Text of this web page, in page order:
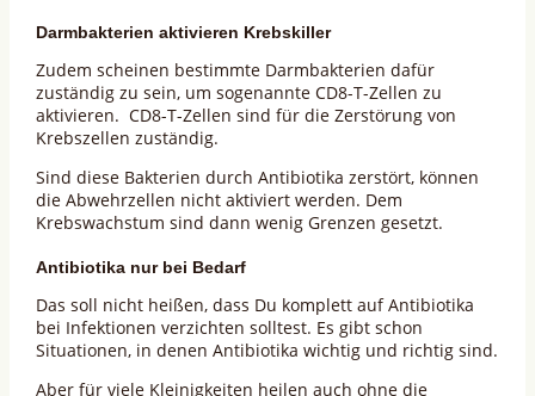
Darmbakterien aktivieren Krebskiller
Zudem scheinen bestimmte Darmbakterien dafür
zuständig zu sein, um sogenannte CD8-T-Zellen zu
aktivieren. CD8-T-Zellen sind für die Zerstörung von
Krebszellen zuständig.
Sind diese Bakterien durch Antibiotika zerstört, können
die Abwehrzellen nicht aktiviert werden. Dem
Krebswachstum sind dann wenig Grenzen gesetzt.
Antibiotika nur bei Bedarf
Das soll nicht heißen, dass Du komplett auf Antibiotika
bei Infektionen verzichten solltest. Es gibt schon
Situationen, in denen Antibiotika wichtig und richtig sind.
Aber für viele Kleinigkeiten heilen auch ohne die